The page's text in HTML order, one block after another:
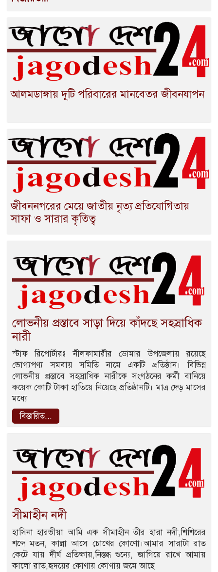
আলমডাঙ্গায় দুটি পরিবারের মানবেতর জীবনযাপন
জীবননগরের মেয়ে জাতীয় নৃত্য প্রতিযোগিতায়
সাফা ও সারার কৃতিত্ব
লোভনীয় প্রস্তাবে সাড়া দিয়ে কাঁদছে সহস্রাধিক
নারী
স্টাফ রিপোর্টারঃ নীলফামারীর ডোমার উপজেলায় রয়েছে
ভোগ্যপণ্য সমবায় সমিতি নামে একটি প্রতিষ্ঠান। বিভিন্ন
লোভনীয় প্রস্তাবে সহস্রাধিক নারীকে সংগঠনের কর্মী বানিয়ে
কয়েক কোটি টাকা হাতিয়ে নিয়েছে প্রতিষ্ঠানটি। মাত্র দেড় মাসের
মধ্যে
বিস্তারিত...
সীমাহীন নদী
হাসিনা হারভীয়া আমি এক সীমাহীন তীর হারা নদী,শিশিরের
শব্দে মতন, কান্না আসে চোখের কোণো।আমার সারাটা রাত
কেটে যায় দীর্ঘ প্রতিক্ষায়,নিস্তব্ধ শুন্যে, জাগিয়ে রাখে আমায়
কালো রাত,হৃদয়ের কোণায় কোণায় জমে আছে